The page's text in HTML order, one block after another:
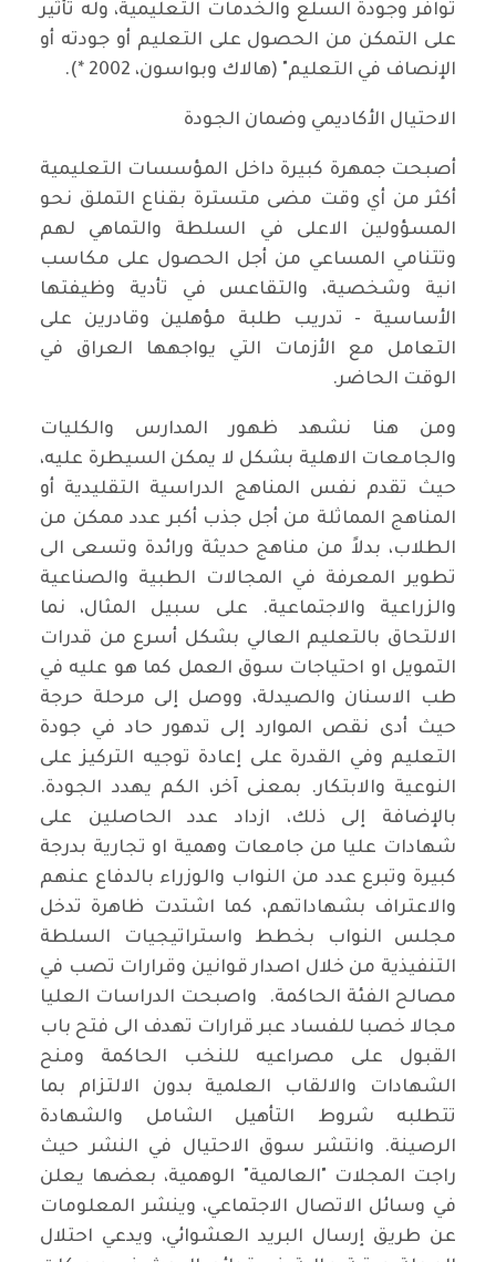
توافر وجودة السلع والخدمات التعليمية، وله تأثير
على التمكن من الحصول على التعليم أو جودته أو
الإنصاف في التعليم" (هالاك وبواسون، 2002 *).
الاحتيال الأكاديمي وضمان الجودة
أصبحت جمهرة كبيرة داخل المؤسسات التعليمية
أكثر من أي وقت مضى متسترة بقناع التملق نحو
المسؤولين الاعلى في السلطة والتماهي لهم
وتتنامي المساعي من أجل الحصول على مكاسب
انية وشخصية، والتقاعس في تأدية وظيفتها
الأساسية - تدريب طلبة مؤهلين وقادرين على
التعامل مع الأزمات التي يواجهها العراق في
الوقت الحاضر.
ومن هنا نشهد ظهور المدارس والكليات
والجامعات الاهلية بشكل لا يمكن السيطرة عليه،
حيث تقدم نفس المناهج الدراسية التقليدية أو
المناهج المماثلة من أجل جذب أكبر عدد ممكن من
الطلاب، بدلاً من مناهج حديثة ورائدة وتسعى الى
تطوير المعرفة في المجالات الطبية والصناعية
والزراعية والاجتماعية. على سبيل المثال، نما
الالتحاق بالتعليم العالي بشكل أسرع من قدرات
التمويل او احتياجات سوق العمل كما هو عليه في
طب الاسنان والصيدلة، ووصل إلى مرحلة حرجة
حيث أدى نقص الموارد إلى تدهور حاد في جودة
التعليم وفي القدرة على إعادة توجيه التركيز على
النوعية والابتكار. بمعنى آخر، الكم يهدد الجودة.
بالإضافة إلى ذلك، ازداد عدد الحاصلين على
شهادات عليا من جامعات وهمية او تجارية بدرجة
كبيرة وتبرع عدد من النواب والوزراء بالدفاع عنهم
والاعتراف بشهاداتهم، كما اشتدت ظاهرة تدخل
مجلس النواب بخطط واستراتيجيات السلطة
التنفيذية من خلال اصدار قوانين وقرارات تصب في
مصالح الفئة الحاكمة. واصبحت الدراسات العليا
مجالا خصبا للفساد عبر قرارات تهدف الى فتح باب
القبول على مصراعيه للنخب الحاكمة ومنح
الشهادات والالقاب العلمية بدون الالتزام بما
تتطلبه شروط التأهيل الشامل والشهادة
الرصينة. وانتشر سوق الاحتيال في النشر حيث
راجت المجلات "العالمية" الوهمية، بعضها يعلن
في وسائل الاتصال الاجتماعي، وينشر المعلومات
عن طريق إرسال البريد العشوائي، ويدعي احتلال